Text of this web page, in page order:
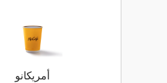
أمريكانو